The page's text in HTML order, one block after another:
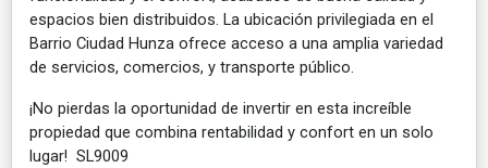
espacios bien distribuidos. La ubicación privilegiada en el
Barrio Ciudad Hunza ofrece acceso a una amplia variedad
de servicios, comercios, y transporte público.
¡No pierdas la oportunidad de invertir en esta increíble
propiedad que combina rentabilidad y confort en un solo
lugar! SL9009